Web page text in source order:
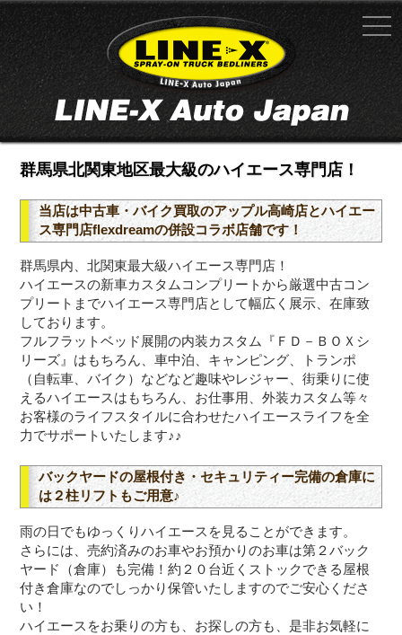
群馬県北関東地区最大級のハイエース専門店！
当店は中古車・バイク買取のアップル高崎店とハイエー
ス専門店flexdreamの併設コラボ店舗です！
群馬県内、北関東最大級ハイエース専門店！
ハイエースの新車カスタムコンプリートから厳選中古コン
プリートまでハイエース専門店として幅広く展示、在庫致
しております。
フルフラットベッド展開の内装カスタム『ＦＤ－ＢＯＸシ
リーズ』はもちろん、車中泊、キャンピング、トランポ
（自転車、バイク）などなど趣味やレジャー、街乗りに使
えるハイエースはもちろん、お仕事用、外装カスタム等々
お客様のライフスタイルに合わせたハイエースライフを全
力でサポートいたします♪♪
バックヤードの屋根付き・セキュリティー完備の倉庫に
は２柱リフトもご用意♪
雨の日でもゆっくりハイエースを見ることができます。
さらには、売約済みのお車やお預かりのお車は第２バック
ヤード（倉庫）も完備！約２０台近くストックできる屋根
付き倉庫なのでしっかり保管いたしますのでご安心くださ
い！
ハイエースをお乗りの方も、お探しの方も、是非お気軽に